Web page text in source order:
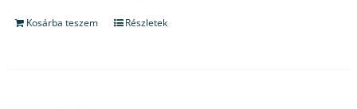
Kosárba teszem Részletek